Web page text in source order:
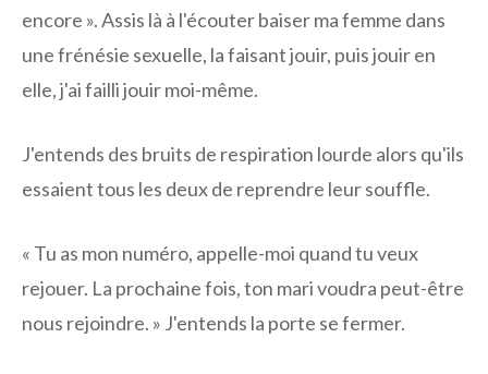
encore ». Assis là à l'écouter baiser ma femme dans
une frénésie sexuelle, la faisant jouir, puis jouir en
elle, j'ai failli jouir moi-même.
J'entends des bruits de respiration lourde alors qu'ils
essaient tous les deux de reprendre leur souffle.
« Tu as mon numéro, appelle-moi quand tu veux
rejouer. La prochaine fois, ton mari voudra peut-être
nous rejoindre. » J'entends la porte se fermer.